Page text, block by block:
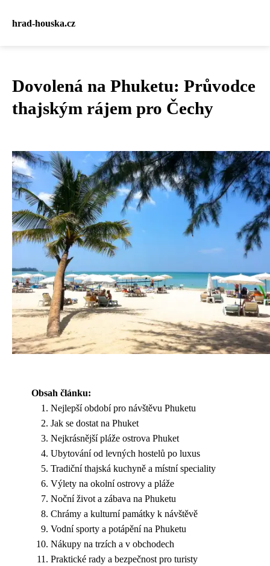
hrad-houska.cz
Dovolená na Phuketu: Průvodce
thajským rájem pro Čechy
Obsah článku:
Nejlepší období pro návštěvu Phuketu
Jak se dostat na Phuket
Nejkrásnější pláže ostrova Phuket
Ubytování od levných hostelů po luxus
Tradiční thajská kuchyně a místní speciality
Výlety na okolní ostrovy a pláže
Noční život a zábava na Phuketu
Chrámy a kulturní památky k návštěvě
Vodní sporty a potápění na Phuketu
Nákupy na trzích a v obchodech
Praktické rady a bezpečnost pro turisty